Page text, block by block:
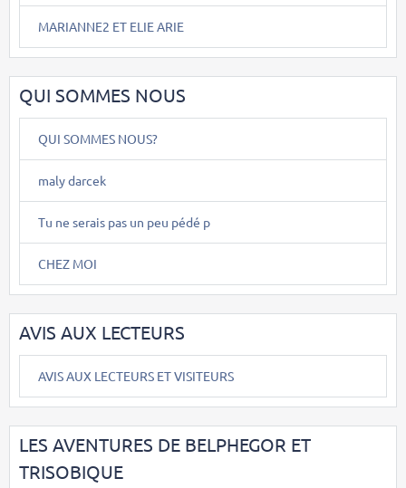
MARIANNE2 ET ELIE ARIE
QUI SOMMES NOUS
QUI SOMMES NOUS?
maly darcek
Tu ne serais pas un peu pédé p
CHEZ MOI
AVIS AUX LECTEURS
AVIS AUX LECTEURS ET VISITEURS
LES AVENTURES DE BELPHEGOR ET
TRISOBIQUE